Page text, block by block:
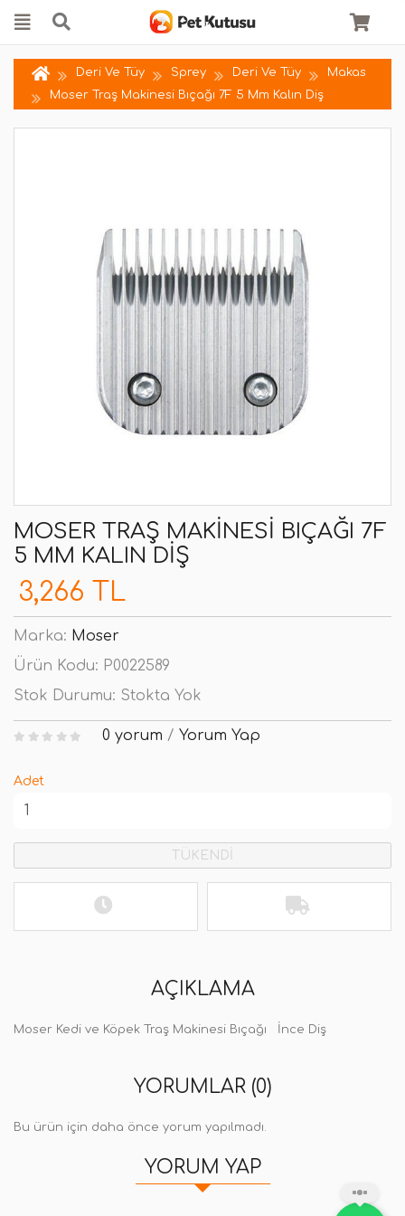
Deri Ve Tüy Sprey Deri Ve Tüy
Makas
Moser Traş Makinesi Bıçağı 7F 5 Mm Kalın Diş
MOSER TRAŞ MAKINESI BIÇAĞI 7F
5 MM KALIN DIŞ
3,266 TL
Marka: Moser
Ürün Kodu: P0022589
Stok Durumu: Stokta Yok
0 yorum / Yorum Yap
Adet
TÜKENDİ
AÇIKLAMA
Moser Kedi ve Köpek Traş Makinesi Bıçağı İnce Diş
YORUMLAR (0)
Bu ürün için daha önce yorum yapılmadı.
YORUM YAP